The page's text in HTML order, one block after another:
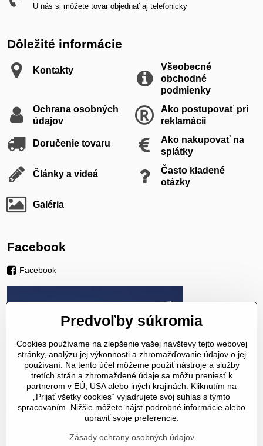
U nás si môžete tovar objednať aj telefonicky
Dôležité informácie
Kontakty
Všeobecné
obchodné
podmienky
Ochrana osobných
údajov
Ako postupovať pri
reklamácii
Doručenie tovaru
Ako nakupovať na
splátky
Články a videá
Často kladené
otázky
Galéria
Facebook
Facebook
Predvoľby súkromia
Cookies používame na zlepšenie vašej návštevy tejto webovej
stránky, analýzu jej výkonnosti a zhromažďovanie údajov o jej
používaní. Na tento účel môžeme použiť nástroje a služby
tretích strán a zhromaždené údaje sa môžu preniesť k
partnerom v EÚ, USA alebo iných krajinách. Kliknutím na
„Prijať všetky cookies“ vyjadrujete svoj súhlas s týmto
spracovaním. Nižšie môžete nájsť podrobné informácie alebo
upraviť svoje preferencie.
Zásady ochrany osobných údajov